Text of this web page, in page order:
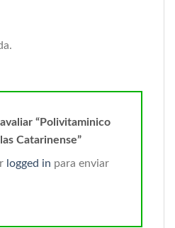
“Polivitaminico
Catarinense”
logged in para enviar